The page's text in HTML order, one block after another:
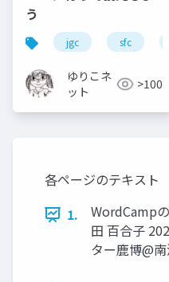
う
jgc sfc
ゆりこネ
ット
>100
各ページのテキスト
1.
WordCamp
田 百合子
ター鹿博@